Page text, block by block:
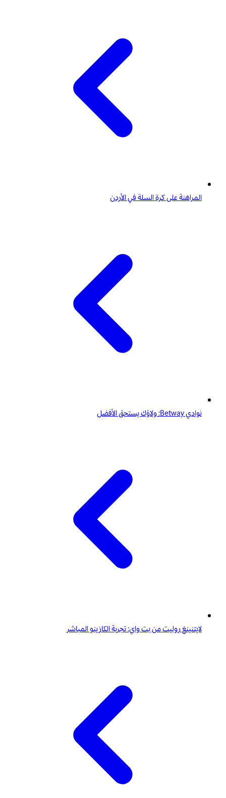
المراهنة على كرة السلة في الأردن
نوادي Betway: ولاؤك يستحق الأفضل
لايتنينغ روليت من بت واي: تجربة الكازينو المباشر